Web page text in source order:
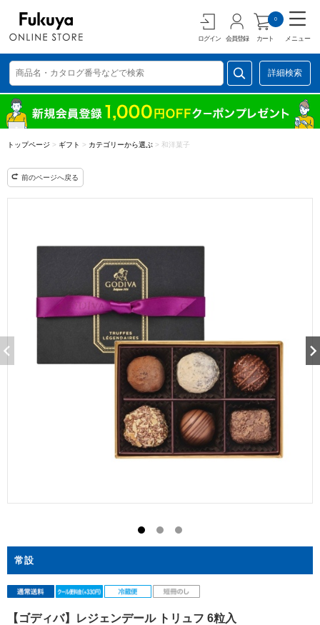
ログイン 会員登録 カート
0
メニュー
詳細検索
トップページ > ギフト > カテゴリーから選ぶ > 和洋菓子
前のページへ戻る
常設
【ゴディバ】レジェンデール トリュフ 6粒入